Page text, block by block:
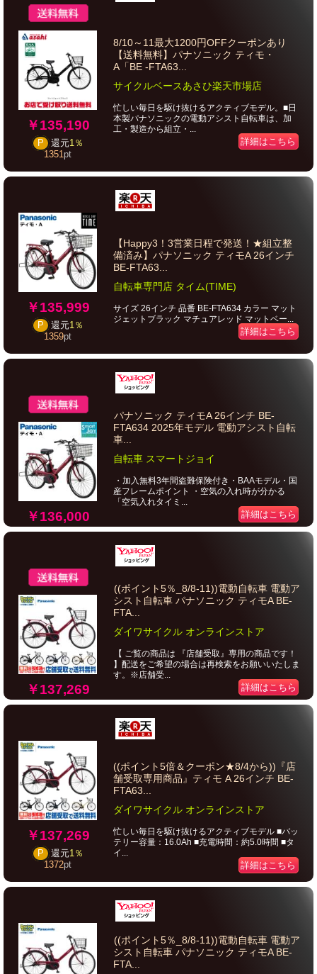
￥135,190
P 還元1％
1351pt
8/10～11最大1200円OFFクーポンあり
【送料無料】パナソニック ティモ・
A「BE -FTA63...
サイクルベースあさひ楽天市場店
忙しい毎日を駆け抜けるアクティブモデル。■日
本製パナソニックの電動アシスト自転車は、加
工・製造から組立・...
詳細はこちら
￥135,999
P 還元1％
1359pt
【Happy3！3営業日程で発送！★組立整
備済み】パナソニック ティモA 26インチ
BE-FTA63...
自転車専門店 タイム(TIME)
サイズ 26インチ 品番 BE-FTA634 カラー マット
ジェットブラック マチュアレッド マットベー...
詳細はこちら
￥136,000
パナソニック ティモA 26インチ BE-
FTA634 2025年モデル 電動アシスト自転
車...
自転車 スマートジョイ
・加入無料3年間盗難保険付き・BAAモデル・国
産フレームポイント ・空気の入れ時が分かる
「空気入れタイミ...
詳細はこちら
￥137,269
((ポイント5％_8/8-11))電動自転車 電動ア
シスト自転車 パナソニック ティモA BE-
FTA...
ダイワサイクル オンラインストア
【 ご覧の商品は 『店舗受取』専用の商品です！
】配送をご希望の場合は再検索をお願いいたしま
す。※店舗受...
詳細はこちら
￥137,269
P 還元1％
1372pt
((ポイント5倍＆クーポン★8/4から))『店
舗受取専用商品』ティモ A 26インチ BE-
FTA63...
ダイワサイクル オンラインストア
忙しい毎日を駆け抜けるアクティブモデル ■バッ
テリー容量：16.0Ah ■充電時間：約5.0時間 ■タ
イ...
詳細はこちら
((ポイント5％_8/8-11))電動自転車 電動ア
シスト自転車 パナソニック ティモA BE-
FTA...